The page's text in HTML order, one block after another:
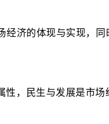
经济的体现与实现
性，民生与发展是市场